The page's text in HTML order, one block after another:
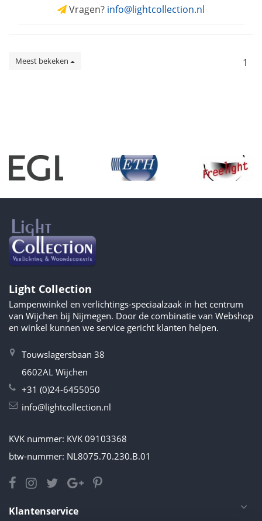
Vragen? info@lightcollection.nl
Meest bekeken 1
Light Collection
Lampenwinkel en verlichtings-speciaalzaak in het centrum
van Wijchen bij Nijmegen. Door de combinatie van Webshop
en winkel kunnen we service gericht klanten helpen.
Touwslagersbaan 38
6602AL Wijchen
+31 (0)24-6455050
info@lightcollection.nl
KVK nummer: KVK 09103368
btw-nummer: NL8075.70.230.B.01
Klantenservice